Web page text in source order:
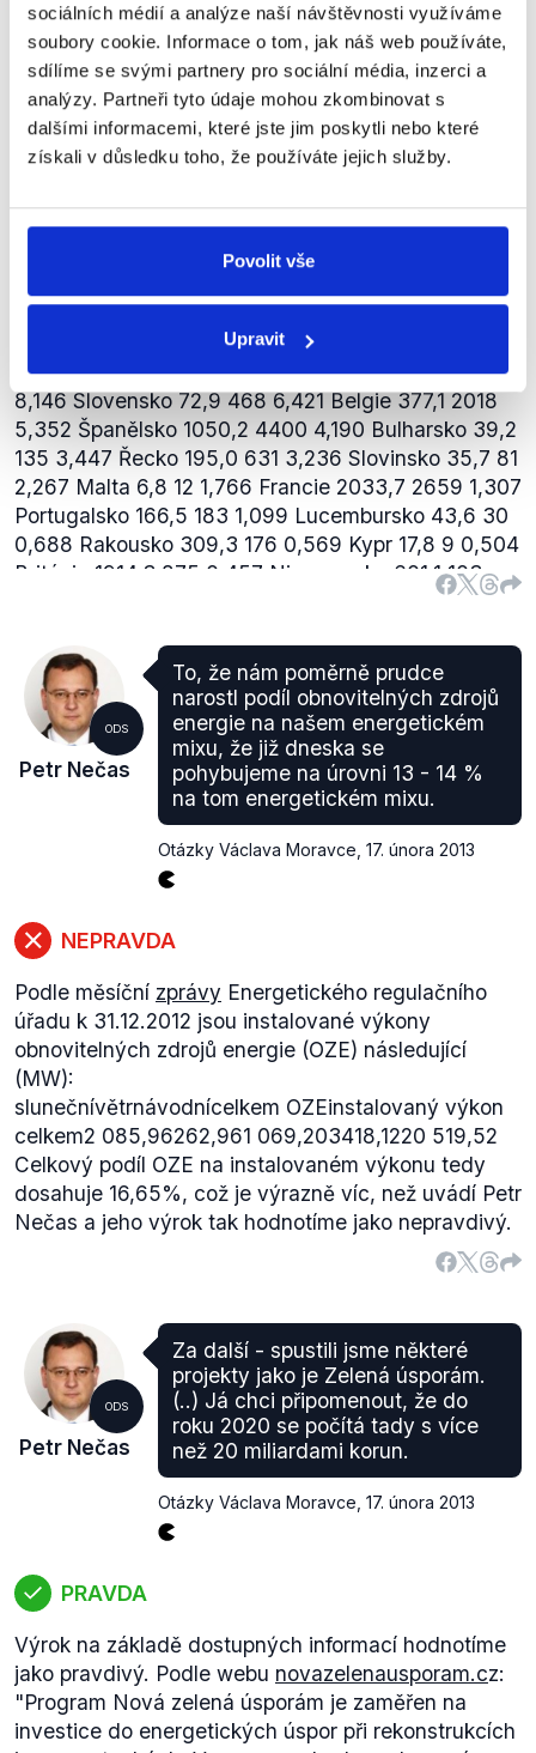
sociálních médií a analýze naší návštěvnosti využíváme
soubory cookie. Informace o tom, jak náš web používáte,
sdílíme se svými partnery pro sociální média, inzerci a
analýzy. Partneři tyto údaje mohou zkombinovat s
dalšími informacemi, které jste jim poskytli nebo které
získali v důsledku toho, že používáte jejich služby.
Povolit vše
Upravit
PRAVDA
V hodnocení vycházíme z loňsképublikace (.pdf,
str. 106) Evropské asociace fotovoltaického
průmyslu, která shrnuje instalovaný výkon (jeho
přitom o výkon fotovoltaických i solárně termálních
elektráren. Údaje o HDP pak poskytuje
(mld. Euro) výkon
Česko152,5
Německo 2643,9 24678 9,334 Itálie 1565,8 12754
8,146 Slovensko 72,9 468 6,421 Belgie 377,1 2018
5,352 Španělsko 1050,2 4400 4,190 Bulharsko 39,2
135 3,447 Řecko 195,0 631 3,236 Slovinsko 35,7 81
2,267 Malta 6,8 12 1,766 Francie 2033,7 2659 1,307
Portugalsko 166,5 183 1,099 Lucembursko 43,6 30
0,688 Rakousko 309,3 176 0,569 Kypr 17,8 9 0,504
Británie 1914,3 875 0,457 Nizozemsko 601,1 103
0,171 Dánsko 245,1 16 0,065 Maďarsko 99,6 4
0,023 Irsko 162,3 3 0,018 Estonsko 16,9 0,2 0,012
Litva 32,5 0,3 0,009 Lotyšsko 21,9 0,2 0,009
Polsko 381,0 3 0,008 Finsko 194,8 1 0,005
Z tabulky je vidět, že premiérů výrok je pravdivý: v
poměru k HDP má Česko opravdu nejvyšší výkon v
EU, a to s podstatným náskokem.
ODS
Petr Nečas
To, že nám poměrně prudce
narostl podíl obnovitelných zdrojů
energie na našem energetickém
mixu, že již dneska se
pohybujeme na úrovni 13 - 14 %
na tom energetickém mixu.
Otázky Václava Moravce 17. února 2013
NEPRAVDA
Podle měsíční zprávy Energetického regulačního
úřadu k 31.12.2012 jsou instalované výkony
obnovitelných zdrojů energie (OZE) následující
(MW):
slunečnívětrnávodnícelkem OZEinstalovaný výkon
celkem2 085,96262,961 069,203418,1220 519,52
Celkový podíl OZE na instalovaném výkonu tedy
dosahuje 16,65%, což je výrazně víc, než uvádí Petr
Nečas a jeho výrok tak hodnotíme jako nepravdivý.
ODS
Petr Nečas
Za další - spustili jsme některé
projekty jako je Zelená úsporám.
(..) Já chci připomenout, že do
roku 2020 se počítá tady s více
než 20 miliardami korun.
Otázky Václava Moravce 17. února 2013
PRAVDA
Výrok na základě dostupných informací hodnotíme
jako pravdivý. Podle webu novazelenausporam.cz:
"Program Nová zelená úsporám je zaměřen na
investice do energetických úspor při rekonstrukcích